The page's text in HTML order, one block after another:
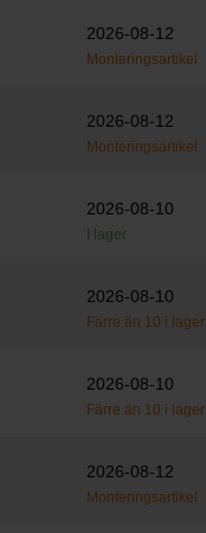
2026-08-12
Monteringsartikel
2026-08-12
Monteringsartikel
2026-08-10
I lager
2026-08-10
Färre än 10 i lager
2026-08-10
Färre än 10 i lager
2026-08-12
Monteringsartikel